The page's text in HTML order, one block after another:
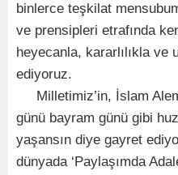
binlerce teşkilat
ve prensipleri etrafında
heyecanla, kararlılıkla ve
ediyoruz.
Milletimiz’in, İslam
günü bayram günü gibi
yaşansın diye gayret
dünyada ‘Paylaşımda